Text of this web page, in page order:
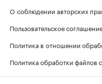
О соблюдении авторских
Пользовательское
Политика в отношении
Политика обработки файлов